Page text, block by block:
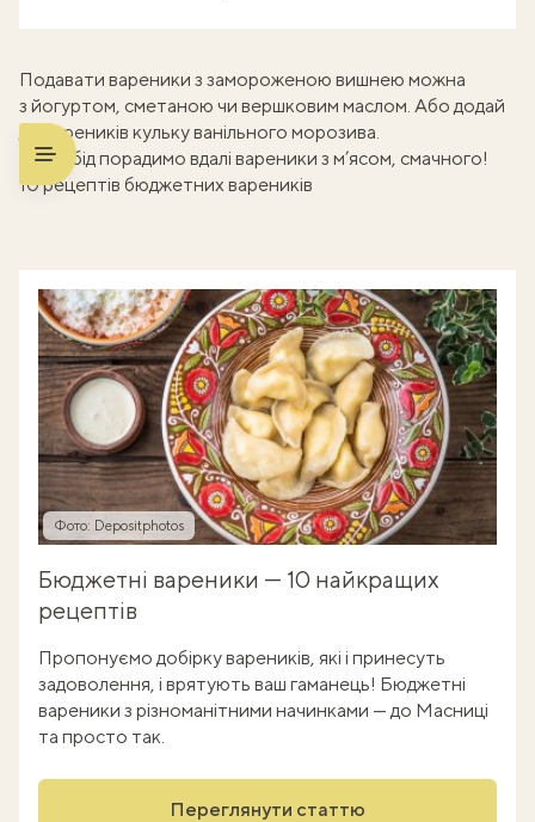
Подавати вареники з замороженою вишнею можна
з йогуртом, сметаною чи вершковим маслом. Або додай
до вареників кульку ванільного морозива.
А на обід порадимо вдалі вареники з м’ясом, смачного!
10 рецептів бюджетних вареників
Фото: Depositphotos
Бюджетні вареники — 10 найкращих
рецептів
Пропонуємо добірку вареників, які і принесуть
задоволення, і врятують ваш гаманець! Бюджетні
вареники з різноманітними начинками — до Масниці
та просто так.
Переглянути статтю